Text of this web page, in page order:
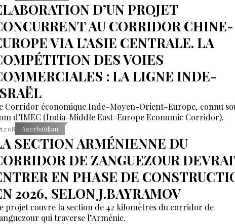
D’UN PROJET
AU CORRIDOR CHINE-
VIA L’ASIE CENTRALE. LA
DES VOIES
: LA LIGNE INDE-
Corridor économique Inde–Moyen-Orient–Europe, connu
d’IMEC (India-Middle East-Europe Economic Corridor).
12:08 Azerbaïdjan
SECTION ARMÉNIENNE DU
DE ZANGUEZOUR
EN PHASE DE
2026, SELON J.BAYRAMOV
projet couvre la section de 42 kilomètres du corridor de
qui traverse l’Arménie.